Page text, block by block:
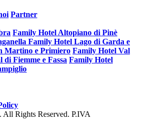
Partner
Family Hotel Altopiano di Pinè
Family Hotel Lago di Garda e
Martino e Primiero Family Hotel Val
Fiemme e Fassa Family Hotel
Rights Reserved. P.IVA